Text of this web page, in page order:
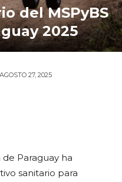
del MSPyBS
2025
AGOSTO 27, 2025
Paraguay ha
sanitario para